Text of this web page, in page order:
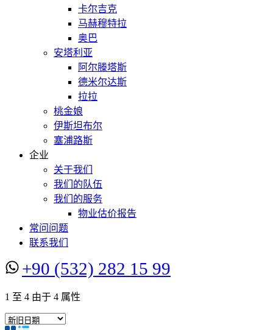
卡尔吉克
马赫穆特拉
奥巴
安塔利亚
阿尔滕塔斯
德米尔达斯
拉拉
桃金娘
伊斯坦布尔
塞浦路斯
企业
关于我们
我们的队伍
我们的服务
物业估价报告
常问问题
联系我们
+90 (532) 282 15 99
1 至 4 由于 4 属性